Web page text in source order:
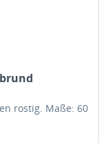
rostig. Maße: 60